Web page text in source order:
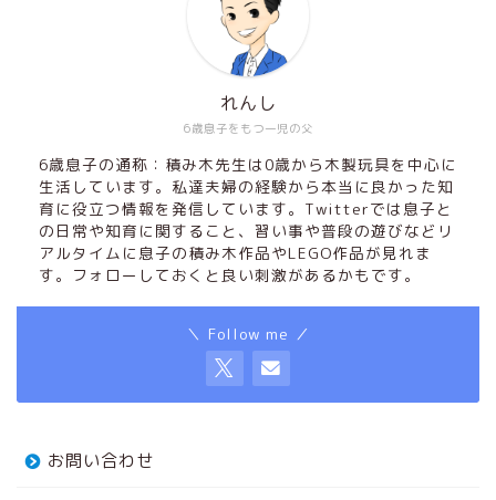
6歳息子をもつ一児の父
れんし
6歳息子の通称：積み木先生は0歳から木製玩具を中心に
生活しています。私達夫婦の経験から本当に良かった知
育に役立つ情報を発信しています。Twitterでは息子と
の日常や知育に関すること、習い事や普段の遊びなどリ
アルタイムに息子の積み木作品やLEGO作品が見れま
す。フォローしておくと良い刺激があるかもです。
＼ Follow me ／
お問い合わせ